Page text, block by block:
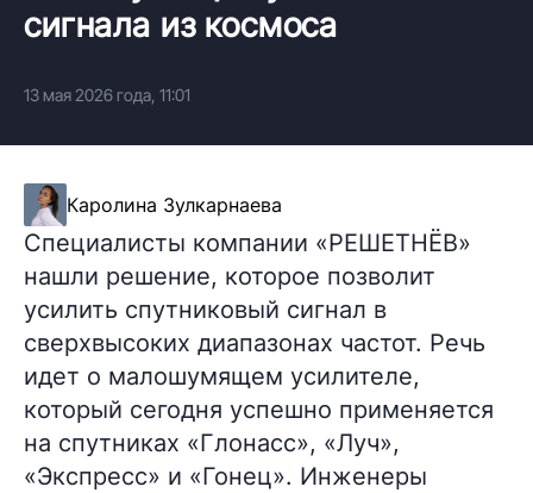
сигнала из космоса
13 мая 2026 года, 11:01
Каролина Зулкарнаева
Специалисты компании «РЕШЕТНЁВ»
нашли решение, которое позволит
усилить спутниковый сигнал в
сверхвысоких диапазонах частот. Речь
идет о малошумящем усилителе,
который сегодня успешно применяется
на спутниках «Глонасс», «Луч»,
«Экспресс» и «Гонец». Инженеры